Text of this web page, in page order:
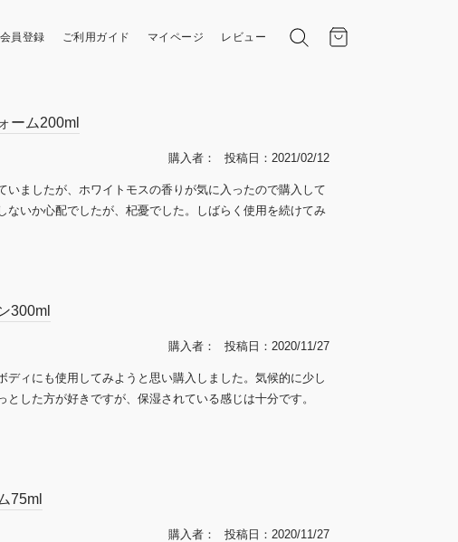
員登録 ご利用ガイド マイページ レビュー
ーム200ml
購入者 投稿日 2021/02/12
ましたが、ホワイトモスの香りが気に入ったので購入して
いか心配でしたが、杞憂でした。しばらく使用を続けてみ
300ml
購入者 投稿日 2020/11/27
ィにも使用してみようと思い購入しました。気候的に少し
した方が好きですが、保湿されている感じは十分です。
75ml
購入者 投稿日 2020/11/27